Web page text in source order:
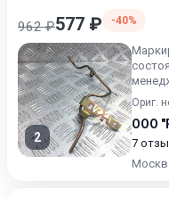
962 ₽577 ₽ -40%
2
дней.
Ориг.
ООО
7